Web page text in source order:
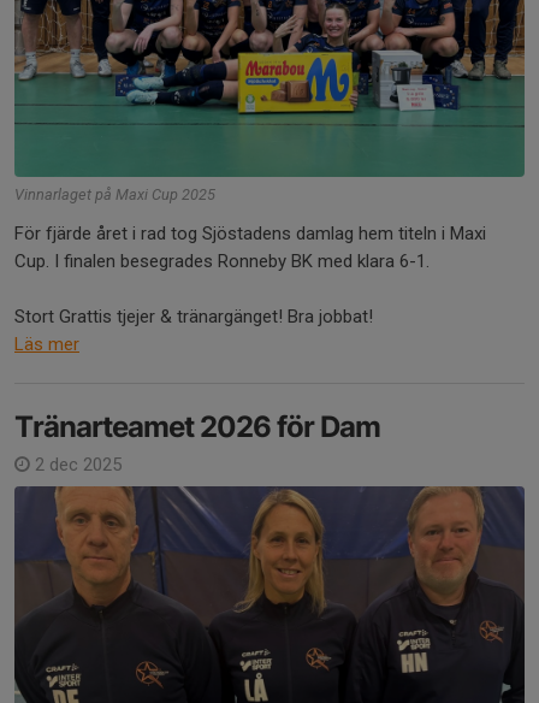
Vinnarlaget på Maxi Cup 2025
För fjärde året i rad tog Sjöstadens damlag hem titeln i Maxi
Cup. I finalen besegrades Ronneby BK med klara 6-1.
Stort Grattis tjejer & tränargänget! Bra jobbat!
Läs mer
Tränarteamet 2026 för Dam
2 dec 2025